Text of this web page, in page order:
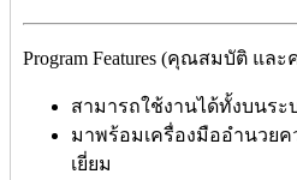
Program Features (คุณสมบัติ แล
สามารถใช้งานได้ทั้งบนระ
มาพร้อมเครื่องมืออำนวย
เยี่ยม